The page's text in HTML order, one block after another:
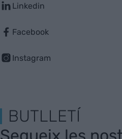
Linkedin
Facebook
Instagram
BUTLLETÍ